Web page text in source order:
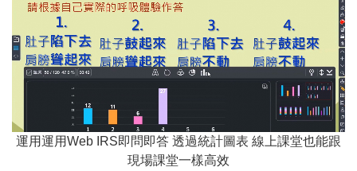
運用運用Web IRS即問即答 透過統計圖表 線上課堂也能跟
現場課堂一樣高效